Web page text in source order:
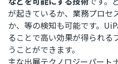
が起きているか、業務プロセ
か、等の検知も可能です。
ることで高い効果が得られる
うことができます。
主な出展テクノロジーパート